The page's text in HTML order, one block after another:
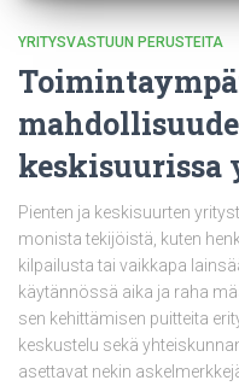
YRITYSVASTUUN PERUSTEITA
Pienten ja keskisuurten
monista tekijöistä, kuten
kilpailusta tai vaikkapa
käytännössä aika ja raha
sen kehittämisen puitteita
keskustelu sekä
asettavat nekin